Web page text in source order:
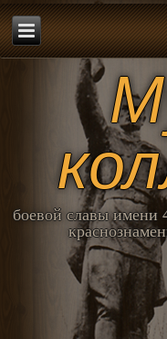
боевой славы имени